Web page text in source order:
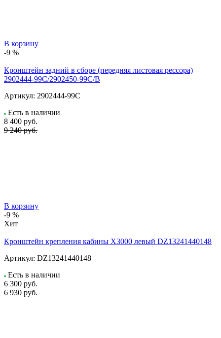
В корзину
-9 %
Кронштейн задний в сборе (передняя листовая рессора)
2902444-99C/2902450-99C/B
Артикул: 2902444-99C
Есть в наличии
8 400 руб.
9 240 руб.
В корзину
-9 %
Хит
Кронштейн крепления кабины X3000 левый DZ13241440148
Артикул: DZ13241440148
Есть в наличии
6 300 руб.
6 930 руб.